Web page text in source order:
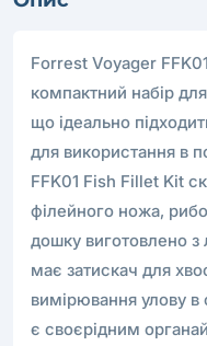
Forrest Voyager
компактний набір
що ідеально
для використання в
FFK01 Fish Fillet Kit
філейного ножа,
дошку виготовлено з
має затискач для
вимірювання улову
є своєрідним